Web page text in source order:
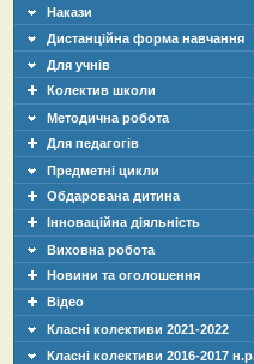
Накази
Дистанційна форма навчання
Для учнів
Колектив школи
Методична робота
Для педагогів
Предметні цикли
Обдарована дитина
Інноваційна діяльність
Виховна робота
Новини та оголошення
Відео
Класні колективи 2021-2022
Класні колективи 2016-2017